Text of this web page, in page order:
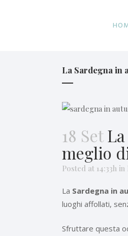
La Sardegna in
18 SetLa
meglio
Posted at 14:33h in
La Sardegna in
luoghi affollati,
Sfruttare questa